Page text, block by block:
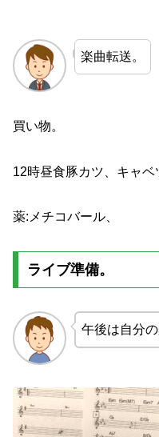
楽曲転送。
買い物。
12時昼食豚カツ、キャベ
薬:メチコバール、
ライブ準備。
午後は自分